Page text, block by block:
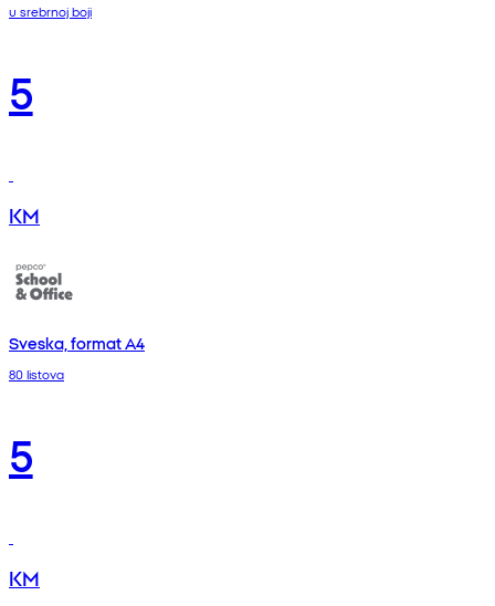
u srebrnoj boji
5
KM
Sveska, format A4
80 listova
5
KM